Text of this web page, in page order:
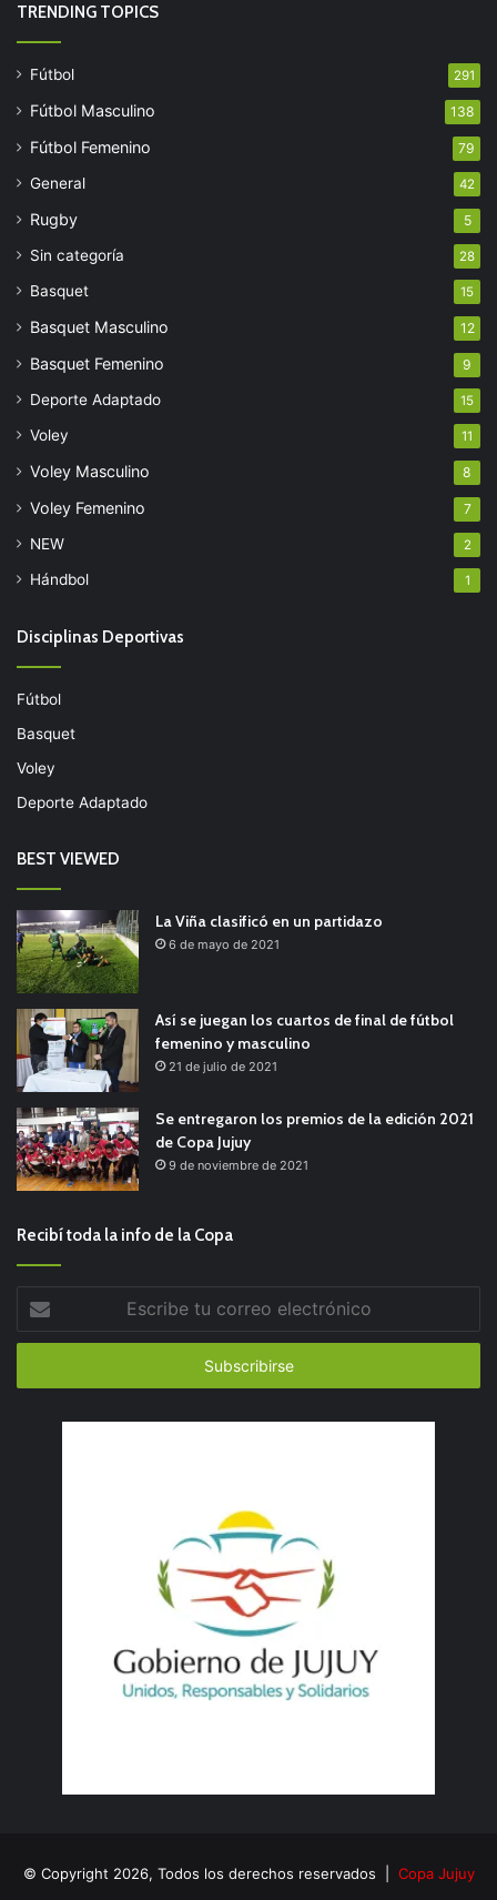
TRENDING TOPICS
Fútbol 291
Fútbol Masculino 138
Fútbol Femenino 79
General 42
Rugby 5
Sin categoría 28
Basquet 15
Basquet Masculino 12
Basquet Femenino 9
Deporte Adaptado 15
Voley 11
Voley Masculino 8
Voley Femenino 7
NEW 2
Hándbol 1
Disciplinas Deportivas
Fútbol
Basquet
Voley
Deporte Adaptado
BEST VIEWED
La Viña clasificó en un partidazo
6 de mayo de 2021
Así se juegan los cuartos de final de fútbol
femenino y masculino
21 de julio de 2021
Se entregaron los premios de la edición 2021
de Copa Jujuy
9 de noviembre de 2021
Recibí toda la info de la Copa
correo
© Copyright 2026, Todos los derechos reservados | Copa Jujuy